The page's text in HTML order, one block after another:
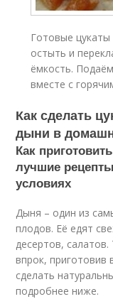
Готовые
остыть и
ёмкость.
вместе с
Как сделать
дыни в
Как
лучшие
условиях
Дыня – один из
плодов. Её едят
десертов,
впрок, приготовив
сделать
подробнее ниже.